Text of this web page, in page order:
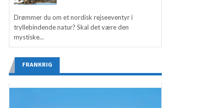
Drømmer du om et nordisk rejseeventyr i
tryllebindende natur? Skal det være den
mystiske...
FRANKRIG